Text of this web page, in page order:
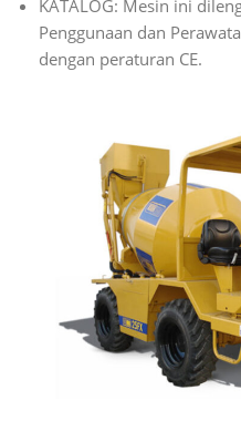
KATALOG: Mesin ini
Penggunaan dan
dengan peraturan CE.